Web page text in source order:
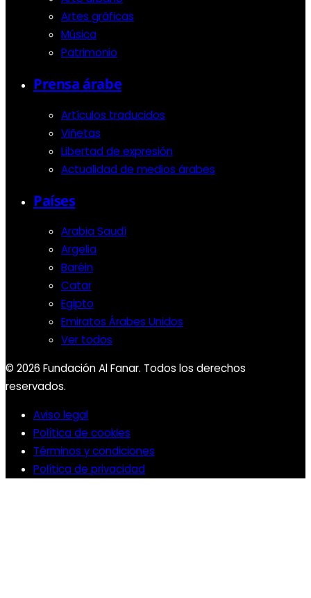
Artes gráficas
Música
Patrimonio
Prensa árabe
Artículos traducidos
Viñetas
Libertad de expresión
Actualidad de medios árabes
Países
Arabia Saudí
Argelia
Baréin
Catar
Egipto
Emiratos Árabes Unidos
Ver todos
© 2026 Fundación Al Fanar. Todos los derechos
reservados.
Aviso legal
Política de cookies
Términos y condiciones
Política de privacidad